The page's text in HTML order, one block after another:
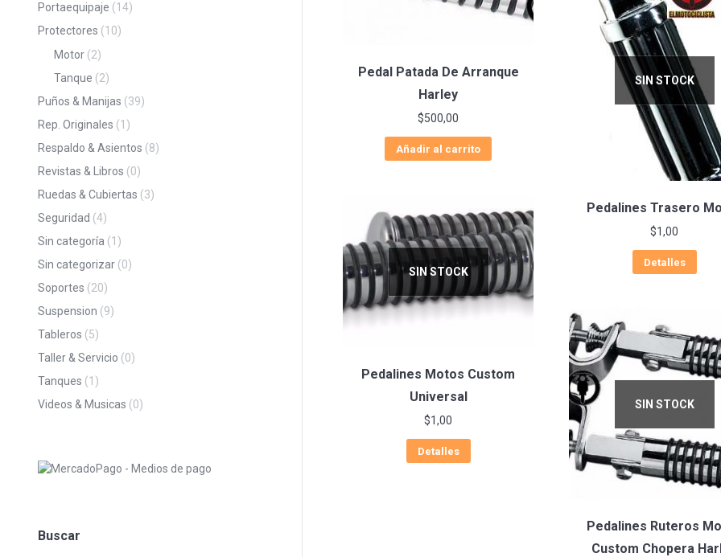
Pedal Patada De Arranque
Harley
$500,00
Añadir al carrito
SIN STOCK
Pedalines Trasero
$1,00
Detalles
SIN STOCK
Pedalines Motos Custom
Universal
$1,00
Detalles
SIN STOCK
Pedalines Ruteros
Custom Chopera
Portaequipaje (14)
Protectores (10)
Motor (2)
Tanque (2)
Puños & Manijas (39)
Rep. Originales (1)
Respaldo & Asientos (8)
Revistas & Libros (0)
Ruedas & Cubiertas (3)
Seguridad (4)
Sin categoría (1)
Sin categorizar (0)
Soportes (20)
Suspension (9)
Tableros (5)
Taller & Servicio (0)
Tanques (1)
Videos & Musicas (0)
Buscar